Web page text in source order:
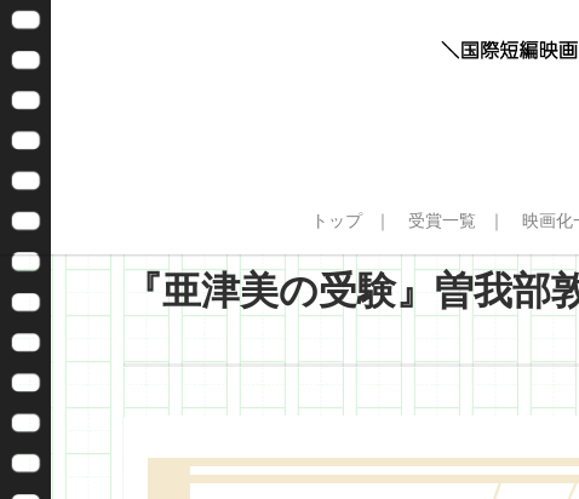
トップ 受賞一覧 映画化
『亜津美の受験』曽我部